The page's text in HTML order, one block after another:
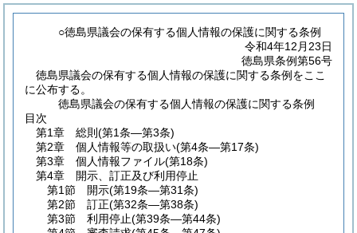
○徳島県議会の保有する個人情報の保護に関する条例
令和4年12月23日
徳島県条例第56号
徳島県議会の保有する個人情報の保護に関する条例をここ
に公布する。
徳島県議会の保有する個人情報の保護に関する条例
目次
第1章
総則 (第1条―第3条)
第2章
個人情報等の取扱い(第4条―第17条)
第3章
個人情報ファイル(第18条)
第4章
開示、訂正及び利用停止
第1節
開示(第19条―第31条)
第2節
訂正(第32条―第38条)
第3節
利用停止(第39条―第44条)